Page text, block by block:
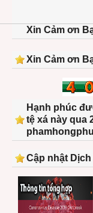
Xin Cảm ơn
Xin Cảm ơn
Hạnh phúc
tệ xá này qua
Cập nhật